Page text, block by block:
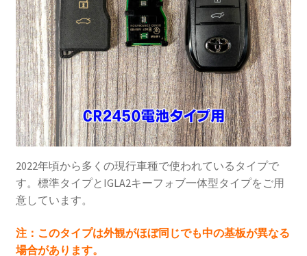
2022年頃から多くの現行車種で使われているタイプで
す。標準タイプとIGLA2キーフォブ一体型タイプをご用
意しています。
注：このタイプは外観がほぼ同じでも中の基板が異なる
場合があります。